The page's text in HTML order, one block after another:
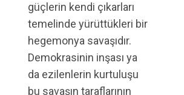
güçlerin kendi çıkarları
temelinde yürüttükleri bir
hegemonya savaşıdır.
Demokrasinin inşası ya
da ezilenlerin kurtuluşu
bu savaşın taraflarının